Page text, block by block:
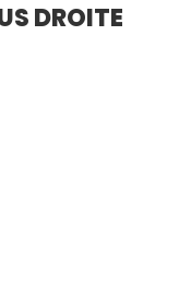
DROITE